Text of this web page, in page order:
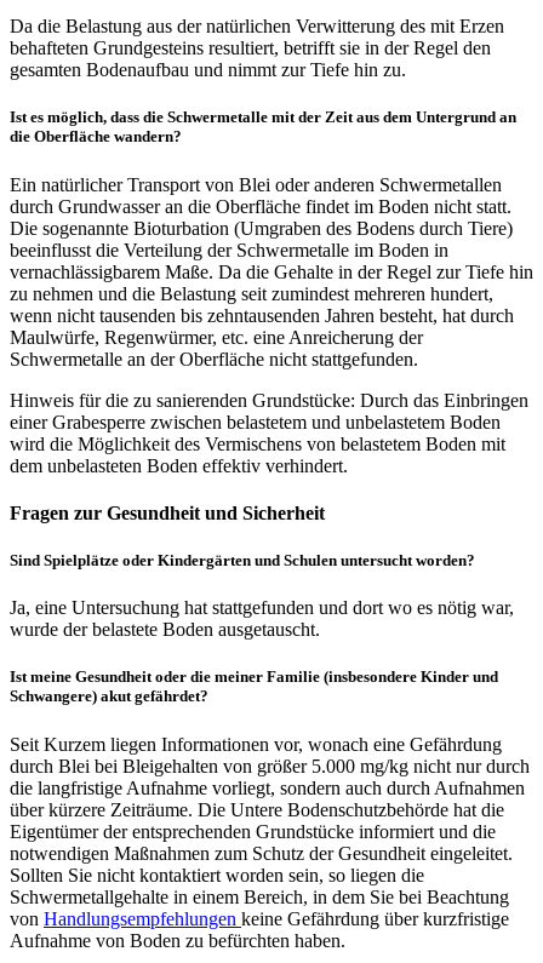
Da die Belastung aus der natürlichen Verwitterung des mit Erzen
behafteten Grundgesteins resultiert, betrifft sie in der Regel den
gesamten Bodenaufbau und nimmt zur Tiefe hin zu.
Ist es möglich, dass die Schwermetalle mit der Zeit aus dem Untergrund an
die Oberfläche wandern?
Ein natürlicher Transport von Blei oder anderen Schwermetallen
durch Grundwasser an die Oberfläche findet im Boden nicht statt.
Die sogenannte Bioturbation (Umgraben des Bodens durch Tiere)
beeinflusst die Verteilung der Schwermetalle im Boden in
vernachlässigbarem Maße. Da die Gehalte in der Regel zur Tiefe hin
zu nehmen und die Belastung seit zumindest mehreren hundert,
wenn nicht tausenden bis zehntausenden Jahren besteht, hat durch
Maulwürfe, Regenwürmer, etc. eine Anreicherung der
Schwermetalle an der Oberfläche nicht stattgefunden.
Hinweis für die zu sanierenden Grundstücke: Durch das Einbringen
einer Grabesperre zwischen belastetem und unbelastetem Boden
wird die Möglichkeit des Vermischens von belastetem Boden mit
dem unbelasteten Boden effektiv verhindert.
Fragen zur Gesundheit und Sicherheit
Sind Spielplätze oder Kindergärten und Schulen untersucht worden?
Ja, eine Untersuchung hat stattgefunden und dort wo es nötig war,
wurde der belastete Boden ausgetauscht.
Ist meine Gesundheit oder die meiner Familie (insbesondere Kinder und
Schwangere) akut gefährdet?
Seit Kurzem liegen Informationen vor, wonach eine Gefährdung
durch Blei bei Bleigehalten von größer 5.000 mg/kg nicht nur durch
die langfristige Aufnahme vorliegt, sondern auch durch Aufnahmen
über kürzere Zeiträume. Die Untere Bodenschutzbehörde hat die
Eigentümer der entsprechenden Grundstücke informiert und die
notwendigen Maßnahmen zum Schutz der Gesundheit eingeleitet.
Sollten Sie nicht kontaktiert worden sein, so liegen die
Schwermetallgehalte in einem Bereich, in dem Sie bei Beachtung
von Handlungsempfehlungen keine Gefährdung über kurzfristige
Aufnahme von Boden zu befürchten haben.